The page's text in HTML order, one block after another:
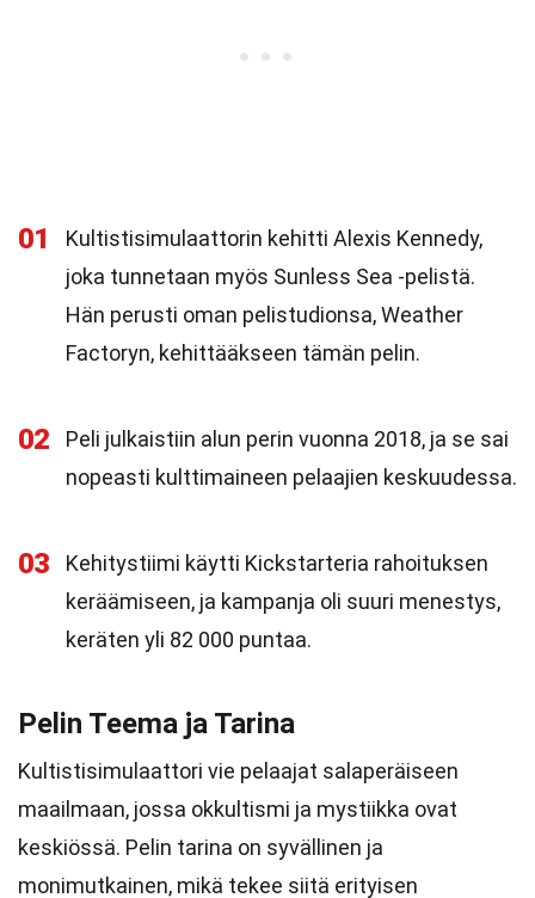
01
Kultistisimulaattorin kehitti Alexis Kennedy,
joka tunnetaan myös Sunless Sea -pelistä.
Hän perusti oman pelistudionsa, Weather
Factoryn, kehittääkseen tämän pelin.
02
Peli julkaistiin alun perin vuonna 2018, ja se sai
nopeasti kulttimaineen pelaajien keskuudessa.
03
Kehitystiimi käytti Kickstarteria rahoituksen
keräämiseen, ja kampanja oli suuri menestys,
keräten yli 82 000 puntaa.
Pelin Teema ja Tarina
Kultistisimulaattori vie pelaajat salaperäiseen
maailmaan, jossa okkultismi ja mystiikka ovat
keskiössä. Pelin tarina on syvällinen ja
monimutkainen, mikä tekee siitä erityisen